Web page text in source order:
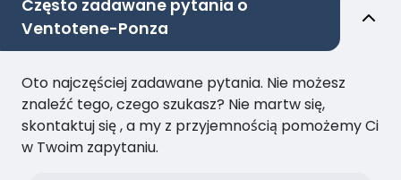
Często zadawane pytania o
Ventotene-Ponza
Oto najczęściej zadawane pytania. Nie możesz
znaleźć tego, czego szukasz? Nie martw się,
skontaktuj się , a my z przyjemnością pomożemy Ci
w Twoim zapytaniu.